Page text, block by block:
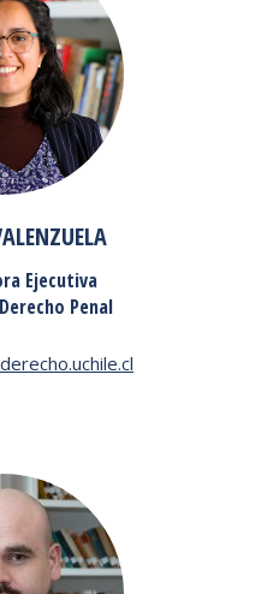
Ejecutiva
Penal